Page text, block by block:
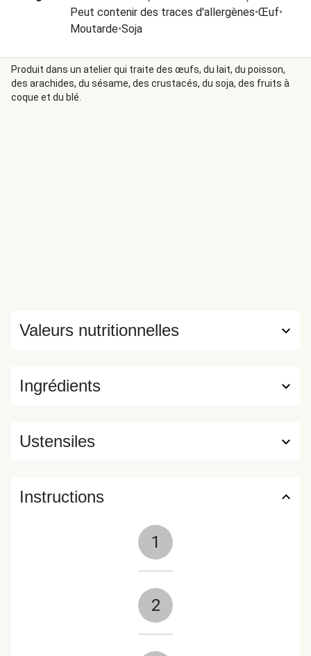
Peut contenir des traces d'allergènes•Œuf•
Moutarde•Soja
Produit dans un atelier qui traite des œufs, du lait, du poisson,
des arachides, du sésame, des crustacés, du soja, des fruits à
coque et du blé.
Ingrédients
Valeurs nutritionnelles
Ustensiles
Instructions
1
2